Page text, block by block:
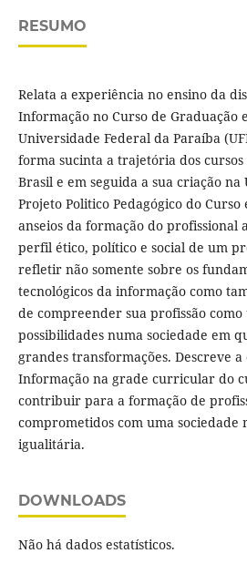
RESUMO
Relata a experiência no ensino da
Informação no Curso de Graduação
Universidade Federal da Paraíba
forma sucinta a trajetória dos
Brasil e em seguida a sua criação na
Projeto Politico Pedagógico do Curso
anseios da formação do profissional
perfil ético, político e social de um
refletir não somente sobre os
tecnológicos da informação como
de compreender sua profissão como
possibilidades numa sociedade em
grandes transformações. Descreve
Informação na grade curricular do
contribuir para a formação de
comprometidos com uma sociedade
igualitária.
DOWNLOADS
Não há dados estatísticos.